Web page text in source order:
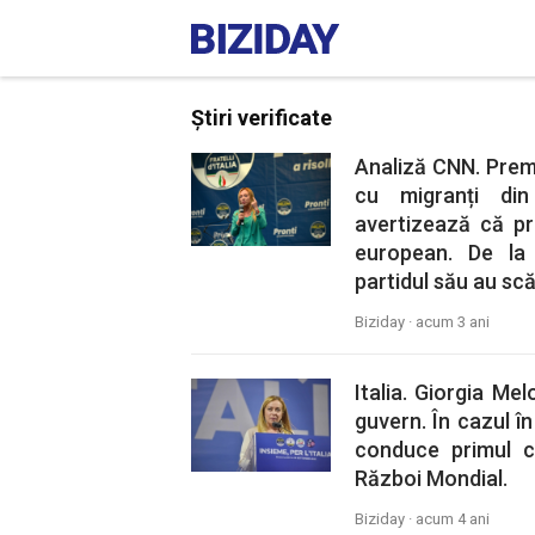
Știri verificate
Analiză CNN.
cu migranți
avertizează că
european. De
partidul său au
Biziday · acum 3 ani
Italia. Giorgia
guvern. În cazul
conduce primul
Război Mondial.
Biziday · acum 4 ani